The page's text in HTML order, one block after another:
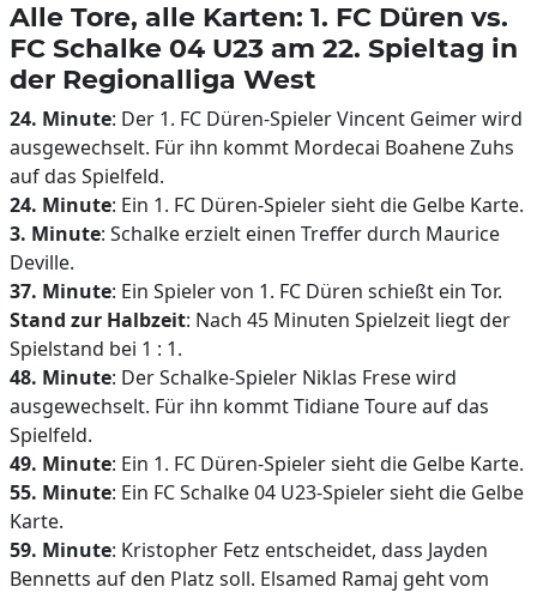
Alle Tore, alle Karten: 1. FC Düren vs.
FC Schalke 04 U23 am 22. Spieltag in
der Regionalliga West
24. Minute: Der 1. FC Düren-Spieler Vincent Geimer wird
ausgewechselt. Für ihn kommt Mordecai Boahene Zuhs
auf das Spielfeld.
24. Minute: Ein 1. FC Düren-Spieler sieht die Gelbe Karte.
3. Minute: Schalke erzielt einen Treffer durch Maurice
Deville.
37. Minute: Ein Spieler von 1. FC Düren schießt ein Tor.
Stand zur Halbzeit: Nach 45 Minuten Spielzeit liegt der
Spielstand bei 1 : 1.
48. Minute: Der Schalke-Spieler Niklas Frese wird
ausgewechselt. Für ihn kommt Tidiane Toure auf das
Spielfeld.
49. Minute: Ein 1. FC Düren-Spieler sieht die Gelbe Karte.
55. Minute: Ein FC Schalke 04 U23-Spieler sieht die Gelbe
Karte.
59. Minute: Kristopher Fetz entscheidet, dass Jayden
Bennetts auf den Platz soll. Elsamed Ramaj geht vom